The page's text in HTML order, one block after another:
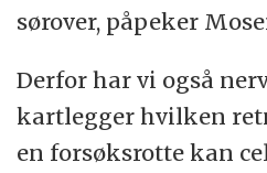
sørover, påpeker
Derfor har vi også
kartlegger hvilken
en forsøksrotte kan